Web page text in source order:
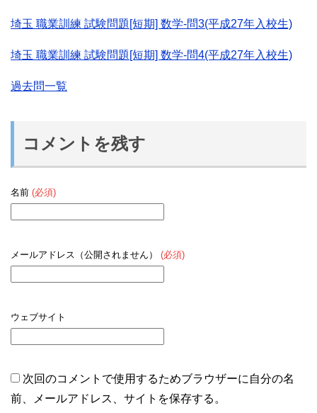
埼玉 職業訓練 試験問題[短期] 数学-問3(平成27年入校生)
埼玉 職業訓練 試験問題[短期] 数学-問4(平成27年入校生)
過去問一覧
コメントを残す
名前 (必須)
メールアドレス（公開されません） (必須)
ウェブサイト
次回のコメントで使用するためブラウザーに自分の名
前、メールアドレス、サイトを保存する。